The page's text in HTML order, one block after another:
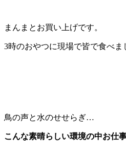
まんまとお買い上げです。
3時のおやつに現場で皆で食べま
鳥の声と水のせせらぎ…
こんな素晴らしい環境の中お仕